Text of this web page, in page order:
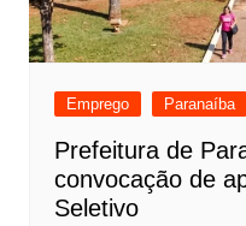
Emprego Paranaíba
Prefeitura de
convocação de
Seletivo